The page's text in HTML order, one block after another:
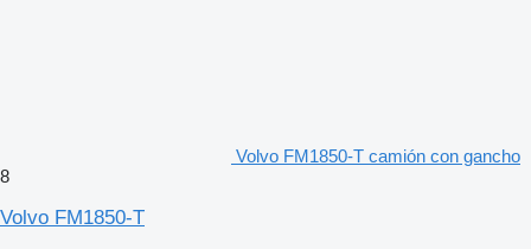
Volvo FM1850-T camión con gancho
8
Volvo FM1850-T